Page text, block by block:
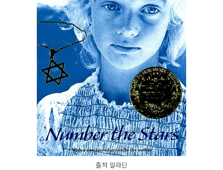
출처 알라딘